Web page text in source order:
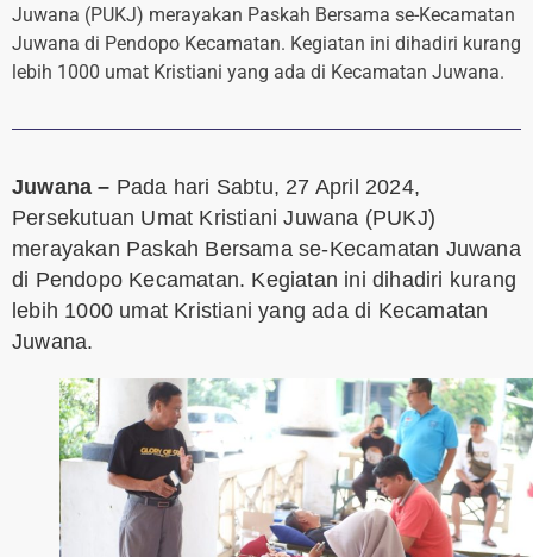
Juwana (PUKJ) merayakan Paskah Bersama se-Kecamatan
Juwana di Pendopo Kecamatan. Kegiatan ini dihadiri kurang
lebih 1000 umat Kristiani yang ada di Kecamatan Juwana.
Juwana – Pada hari Sabtu, 27 April 2024,
Persekutuan Umat Kristiani Juwana (PUKJ)
merayakan Paskah Bersama se-Kecamatan Juwana
di Pendopo Kecamatan. Kegiatan ini dihadiri kurang
lebih 1000 umat Kristiani yang ada di Kecamatan
Juwana.